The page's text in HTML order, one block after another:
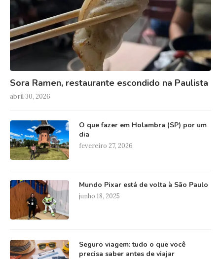
Sora Ramen, restaurante escondido na Paulista
abril 30, 2026
O que fazer em Holambra (SP) por um
dia
fevereiro 27, 2026
Mundo Pixar está de volta à São Paulo
junho 18, 2025
Seguro viagem: tudo o que você
precisa saber antes de viajar